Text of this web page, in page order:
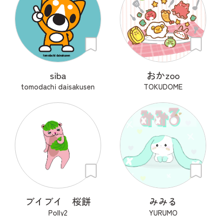
siba
tomodachi daisakusen
おかzoo
TOKUDOME
ブイブイ 桜餅
Polly2
みみる
YURUMO